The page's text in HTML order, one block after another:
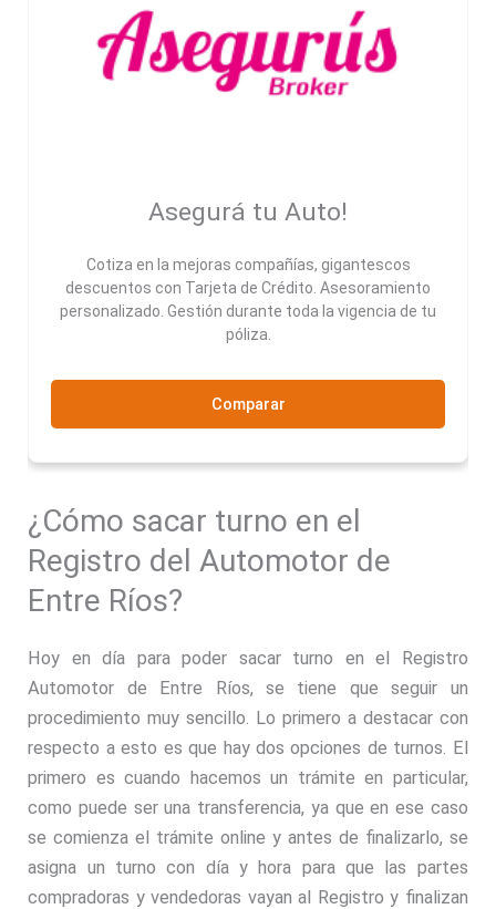
Asegurá tu Auto!
Cotiza en la mejoras compañías, gigantescos
descuentos con Tarjeta de Crédito. Asesoramiento
personalizado. Gestión durante toda la vigencia de tu
póliza.
Comparar
¿Cómo sacar turno en el
Registro del Automotor de
Entre Ríos?
Hoy en día para poder sacar turno en el Registro
Automotor de Entre Ríos, se tiene que seguir un
procedimiento muy sencillo. Lo primero a destacar con
respecto a esto es que hay dos opciones de turnos. El
primero es cuando hacemos un trámite en particular,
como puede ser una transferencia, ya que en ese caso
se comienza el trámite online y antes de finalizarlo, se
asigna un turno con día y hora para que las partes
compradoras y vendedoras vayan al Registro y finalizan